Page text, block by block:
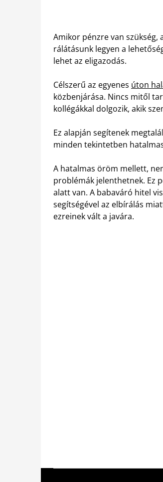
Amikor pénzre van
rálátásunk legyen a
lehet az eligazodás.
Célszerű az egyenes úton
közbenjárása. Nincs mitől
kollégákkal dolgozik, akik
Ez alapján segítenek
minden tekintetben
A hatalmas öröm mellett,
problémák jelenthetnek. Ez
alatt van. A babaváró hitel
segítségével az elbírálás
ezreinek vált a javára.